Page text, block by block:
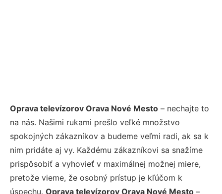
Oprava televízorov Orava Nové Mesto – nechajte to
na nás. Našimi rukami prešlo veľké množstvo
spokojných zákazníkov a budeme veľmi radi, ak sa k
nim pridáte aj vy. Každému zákazníkovi sa snažíme
prispôsobiť a vyhovieť v maximálnej možnej miere,
pretože vieme, že osobný prístup je kľúčom k
úspechu. Oprava televízorov Orava Nové Mesto –